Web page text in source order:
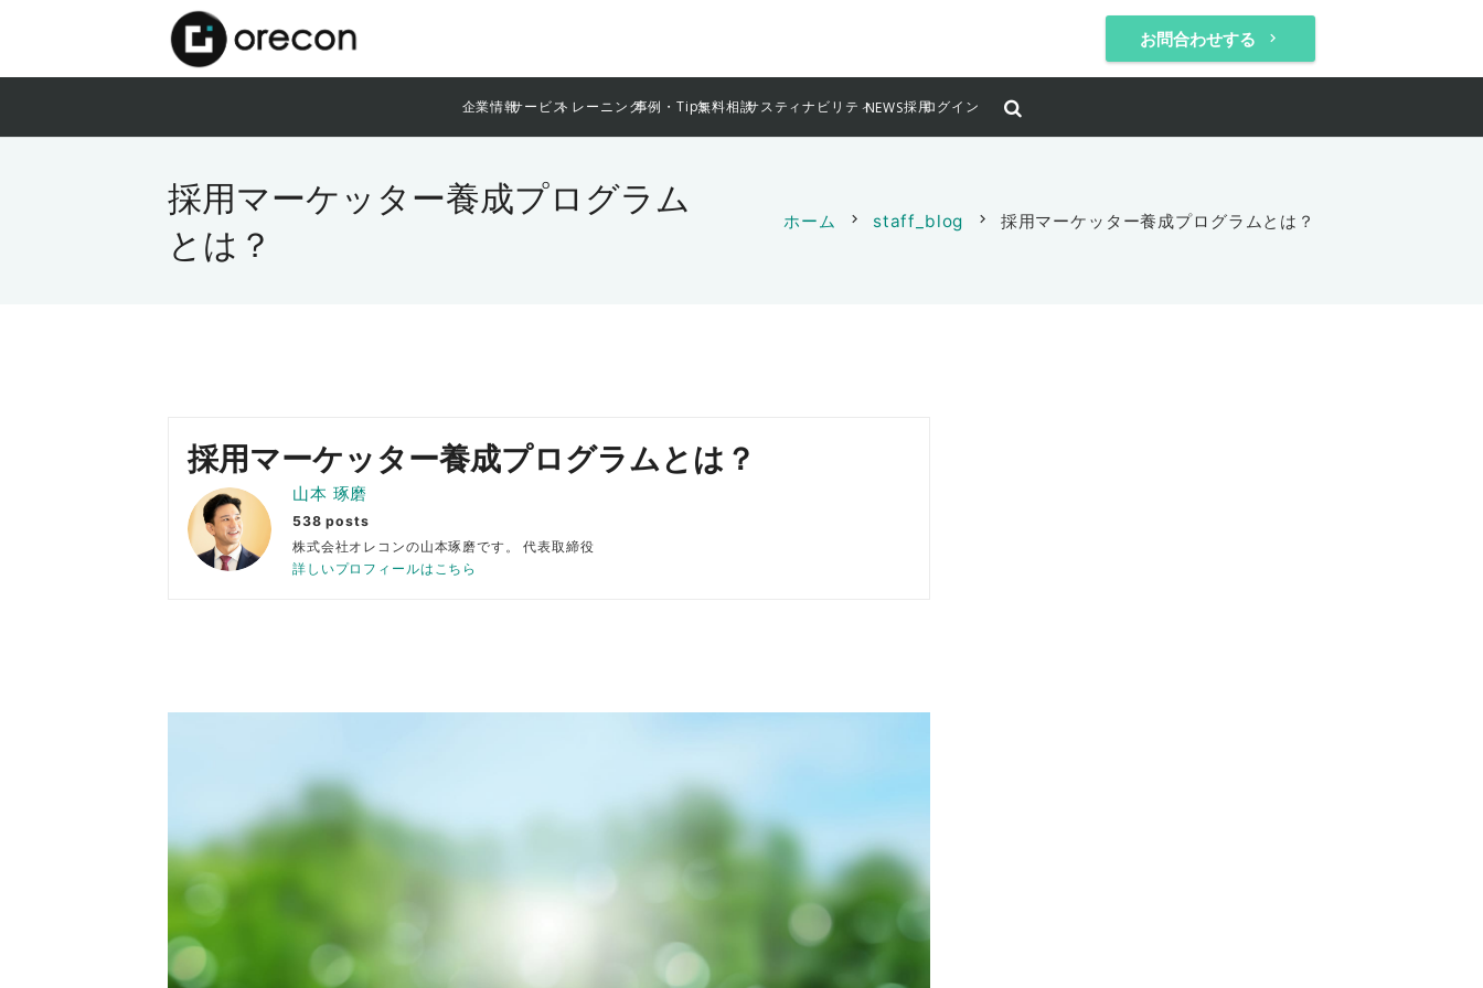
お問合わせする keyboard_arrow_right
企業情報サービストレーニング事例・Tips無料相談サスティナビリティNEWS採用ログイン
採用マーケッター養成プログラム
とは？
ホーム chevron_right staff_blog chevron_right 採用マーケッター養成プログラムとは？
採用マーケッター養成プログラムとは？
山本 琢磨
538 posts
株式会社オレコンの山本琢磨です。 代表取締役
詳しいプロフィールはこちら